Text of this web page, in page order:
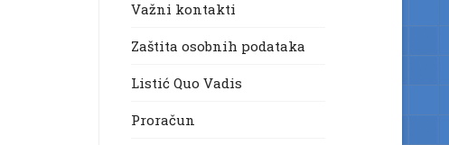
Važni kontakti
Zaštita osobnih podataka
Listić Quo Vadis
Proračun